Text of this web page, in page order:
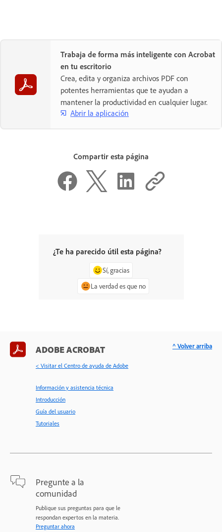
Trabaja de forma más inteligente con Acrobat
en tu escritorio
Crea, edita y organiza archivos PDF con
potentes herramientas que te ayudan a
mantener la productividad en cualquier lugar.
Abrir la aplicación
Compartir esta página
¿Te ha parecido útil esta página?
Sí, gracias
La verdad es que no
ADOBE ACROBAT
< Visitar el Centro de ayuda de Adobe
Información y asistencia técnica
Introducción
Guía del usuario
Tutoriales
Pregunte a la
comunidad
Publique sus preguntas para que le
respondan expertos en la materia.
Preguntar ahora
^ Volver arriba